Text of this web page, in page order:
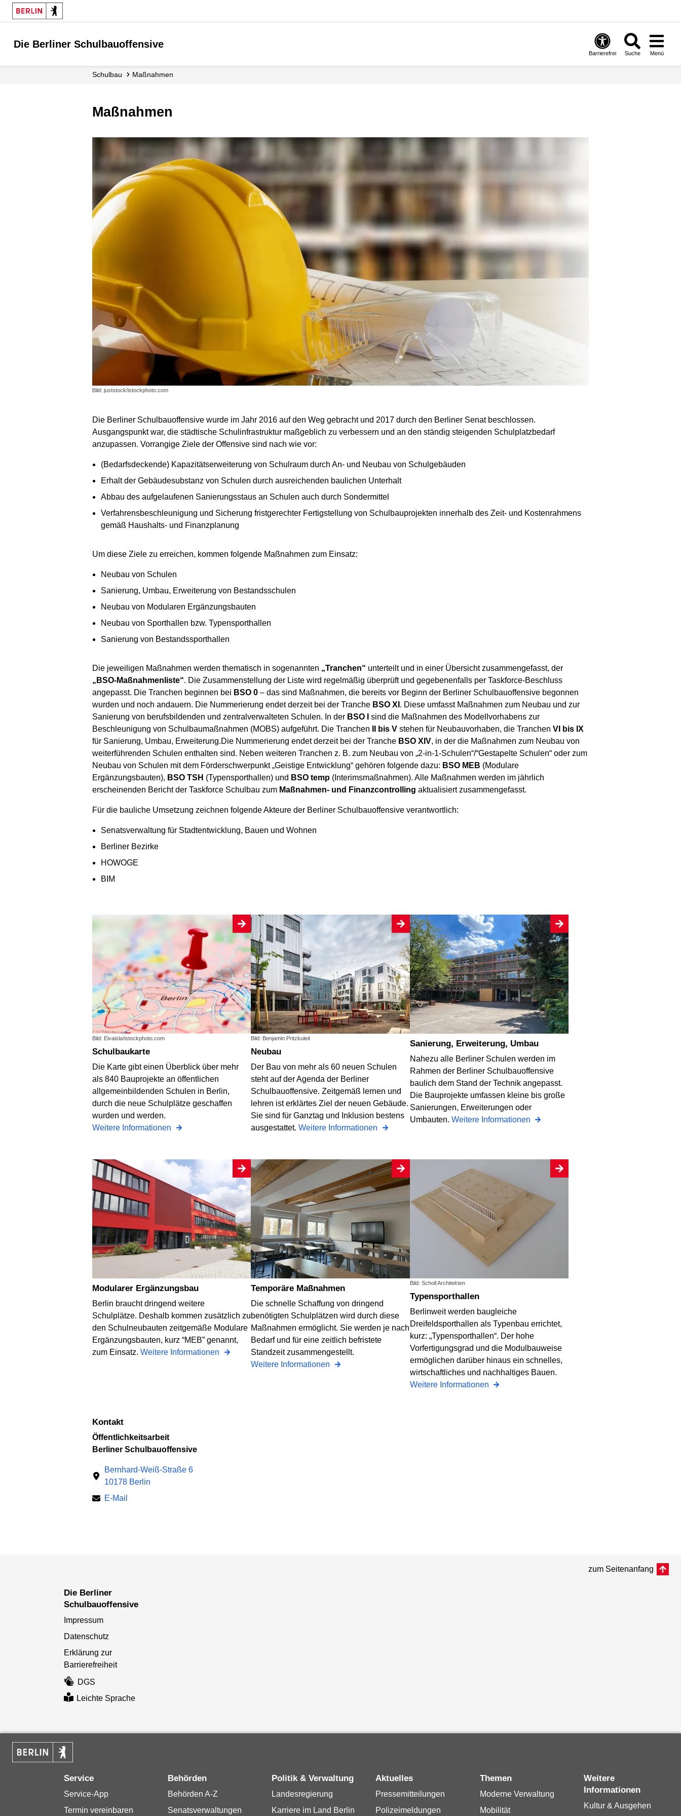
Die Berliner Schulbauoffensive
Barrierefrei Suche Menü
Schulbau Maßnahmen
Maßnahmen
Bild: juststock/istockphoto.com
Die Berliner Schulbauoffensive wurde im Jahr 2016 auf den Weg gebracht und 2017 durch den Berliner Senat beschlossen.
Ausgangspunkt war, die städtische Schulinfrastruktur maßgeblich zu verbessern und an den ständig steigenden Schulplatzbedarf
anzupassen. Vorrangige Ziele der Offensive sind nach wie vor:
(Bedarfsdeckende) Kapazitätserweiterung von Schulraum durch An- und Neubau von Schulgebäuden
Erhalt der Gebäudesubstanz von Schulen durch ausreichenden baulichen Unterhalt
Abbau des aufgelaufenen Sanierungsstaus an Schulen auch durch Sondermittel
Verfahrensbeschleunigung und Sicherung fristgerechter Fertigstellung von Schulbauprojekten innerhalb des Zeit- und Kostenrahmens
gemäß Haushalts- und Finanzplanung
Um diese Ziele zu erreichen, kommen folgende Maßnahmen zum Einsatz:
Neubau von Schulen
Sanierung, Umbau, Erweiterung von Bestandsschulen
Neubau von Modularen Ergänzungsbauten
Neubau von Sporthallen bzw. Typensporthallen
Sanierung von Bestandssporthallen
Die jeweiligen Maßnahmen werden thematisch in sogenannten „Tranchen“ unterteilt und in einer Übersicht zusammengefasst, der
„BSO-Maßnahmenliste“. Die Zusammenstellung der Liste wird regelmäßig überprüft und gegebenenfalls per Taskforce-Beschluss
angepasst. Die Tranchen beginnen bei BSO 0 – das sind Maßnahmen, die bereits vor Beginn der Berliner Schulbauoffensive begonnen
wurden und noch andauern. Die Nummerierung endet derzeit bei der Tranche BSO XI . Diese umfasst Maßnahmen zum Neubau und zur
Sanierung von berufsbildenden und zentralverwalteten Schulen. In der BSO I
sind die Maßnahmen des Modellvorhabens zur
Beschleunigung von Schulbaumaßnahmen (MOBS) aufgeführt. Die Tranchen
II bis V stehen für Neubauvorhaben, die Tranchen VI bis IX
für Sanierung, Umbau, Erweiterung.Die Nummerierung endet derzeit bei der Tranche BSO XIV, in der die Maßnahmen zum Neubau von
weiterführenden Schulen enthalten sind. Neben weiteren Tranchen z. B. zum Neubau von „2-in-1-Schulen“/“Gestapelte Schulen“ oder zum
Neubau von Schulen mit dem Förderschwerpunkt „Geistige Entwicklung“ gehören folgende dazu: BSO MEB (Modulare
Ergänzungsbauten), BSO TSH (Typensporthallen) und BSO temp (Interimsmaßnahmen). Alle Maßnahmen werden im jährlich
erscheinenden Bericht der Taskforce Schulbau zum Maßnahmen- und Finanzcontrolling aktualisiert zusammengefasst.
Für die bauliche Umsetzung zeichnen folgende Akteure der Berliner Schulbauoffensive verantwortlich:
Senatsverwaltung für Stadtentwicklung, Bauen und Wohnen
Berliner Bezirke
HOWOGE
BIM
Bild: Eivaisla/istockphoto.com
Schulbaukarte
Die Karte gibt einen Überblick über mehr
als 840 Bauprojekte an öffentlichen
allgemeinbildenden Schulen in Berlin,
durch die neue Schulplätze geschaffen
wurden und werden.
Weitere Informationen
Bild: Benjamin Pritzkuleit
Neubau
Der Bau von mehr als 60 neuen Schulen
steht auf der Agenda der Berliner
Schulbauoffensive. Zeitgemäß lernen und
lehren ist erklärtes Ziel der neuen Gebäude.
Sie sind für Ganztag und Inklusion bestens
ausgestattet.Weitere Informationen
Sanierung, Erweiterung, Umbau
Nahezu alle Berliner Schulen werden im
Rahmen der Berliner Schulbauoffensive
baulich dem Stand der Technik angepasst.
Die Bauprojekte umfassen kleine bis große
Sanierungen, Erweiterungen oder
Umbauten. Weitere Informationen
Modularer Ergänzungsbau
Berlin braucht dringend weitere
Schulplätze. Deshalb kommen zusätzlich zu
den Schulneubauten zeitgemäße Modulare
Ergänzungsbauten, kurz “MEB” genannt,
zum Einsatz. Weitere Informationen
Temporäre Maßnahmen
Die schnelle Schaffung von dringend
benötigten Schulplätzen wird durch diese
Maßnahmen ermöglicht. Sie werden je nach
Bedarf und für eine zeitlich befristete
Standzeit zusammengestellt.
Weitere Informationen
Bild: Scholl Architekten
Typensporthallen
Berlinweit werden baugleiche
Dreifeldsporthallen als Typenbau errichtet,
kurz: „Typensporthallen“. Der hohe
Vorfertigungsgrad und die Modulbauweise
ermöglichen darüber hinaus ein schnelles,
wirtschaftliches und nachhaltiges Bauen.
Weitere Informationen
Kontakt
Öffentlichkeitsarbeit
Berliner Schulbauoffensive
Bernhard-Weiß-Straße 6
10178 Berlin
E-Mail
zum Seitenanfang
Die Berliner
Schulbauoffensive
Impressum
Datenschutz
Erklärung zur
Barrierefreiheit
DGS
Leichte Sprache
Service
Service-App
Termin vereinbaren
Behörden
Behörden A-Z
Senatsverwaltungen
Politik & Verwaltung
Landesregierung
Karriere im Land Berlin
Aktuelles
Pressemitteilungen
Polizeimeldungen
Themen
Moderne Verwaltung
Mobilität
Weitere
Informationen
Kultur & Ausgehen